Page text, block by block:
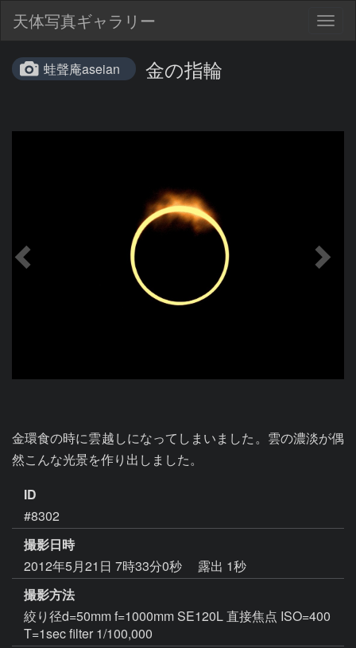
天体写真ギャラリー
蛙聲庵aseian 金の指輪
金環食の時に雲越しになってしまいました。雲の濃淡が偶
然こんな光景を作り出しました。
ID
#8302
撮影日時
2012年5月21日 7時33分0秒
露出 1秒
撮影方法
絞り径d=50mm f=1000mm SE120L 直接焦点 ISO=400
T=1sec filter 1/100,000